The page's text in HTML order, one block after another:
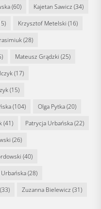
(60) Kajetan Sawicz (34)
Krzysztof Metelski (16)
(28)
Mateusz Grądzki (25)
(17)
(15)
(104) Olga Pytka(20)
(41) Patrycja Urbańska(22)
(26)
(40)
Urbańska(28)
(33) Zuzanna Bielewicz (31)